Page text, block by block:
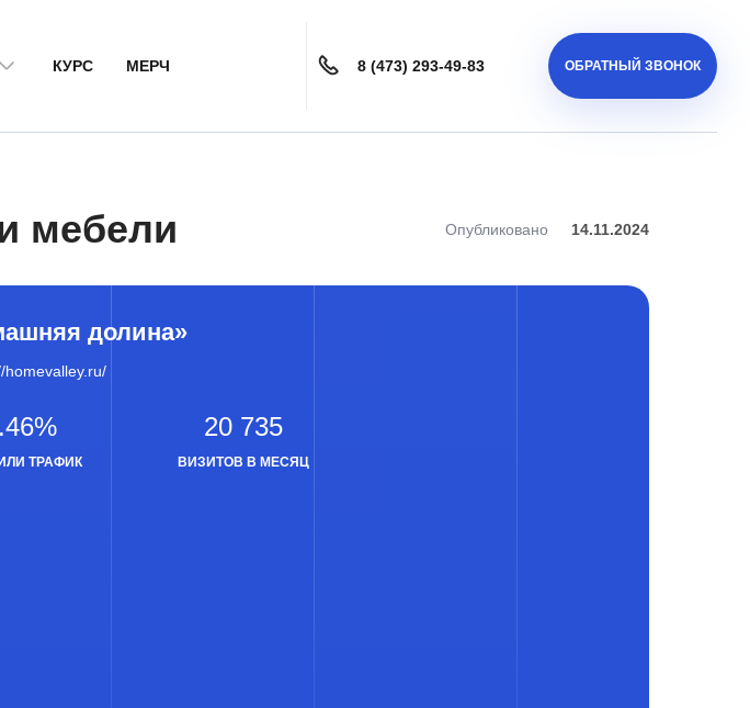
КУРС МЕРЧ 8 (473) 293-49-83 ОБРАТНЫЙ ЗВОНОК
мебели Опубликовано 14.11.2024
долина»
homevalley.ru/
ТРАФИК
20 735
ВИЗИТОВ В МЕСЯЦ